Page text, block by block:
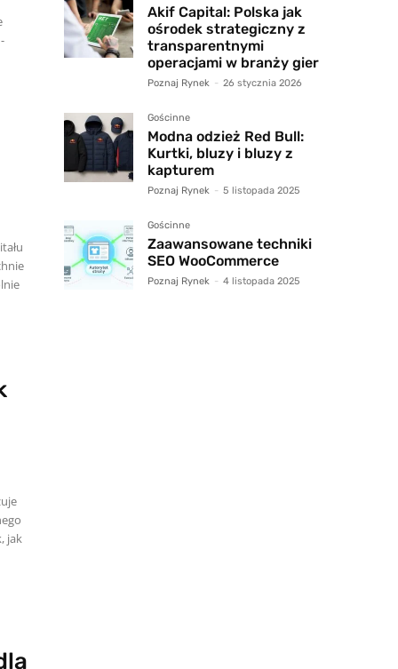
jak
Akif Capital: Polska jak
ośrodek strategiczny z
transparentnymi
operacjami w branży gier
Poznaj Rynek - 26 stycznia 2026
Gościnne
Modna odzież Red Bull:
Kurtki, bluzy i bluzy z
kapturem
Poznaj Rynek - 5 listopada 2025
Gościnne
Zaawansowane techniki
SEO WooCommerce
Poznaj Rynek - 4 listopada 2025